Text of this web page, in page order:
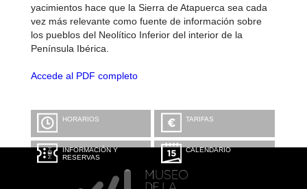
yacimientos hace que la Sierra de Atapuerca sea cada
vez más relevante como fuente de información sobre
los pueblos del Neolítico Inferior del interior de la
Península Ibérica.
Accede al PDF completo
HORARIOS TARIFAS
INFORMACIÓN Y
RESERVAS
CALENDARIO